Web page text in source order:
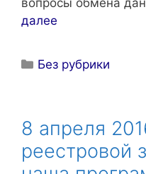
далее
Рубрики
Без рубрики
8 апреля
реестровой